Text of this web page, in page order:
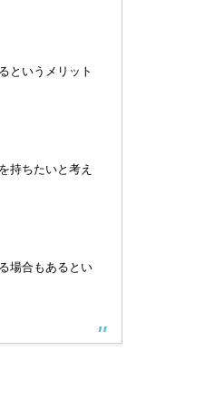
というメリット
持ちたいと考え
場合もあるとい